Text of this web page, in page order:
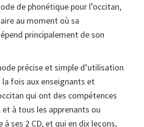
de phonétique pour l’occitan,
au moment où sa
principalement de son
précise et simple d’utilisation
la fois aux enseignants et
qui ont des compétences
à tous les apprenants ou
à ses 2 CD, et qui en dix leçons,